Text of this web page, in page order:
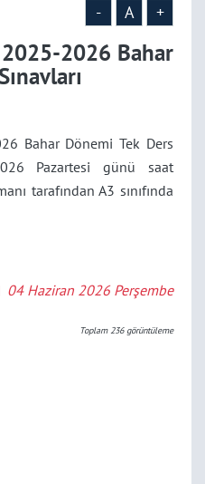
- A +
2026 Bahar
Bahar Dönemi Tek Ders
Pazartesi günü saat
tarafından A3 sınıfında
04 Haziran 2026 Perşembe
Toplam236görüntüleme